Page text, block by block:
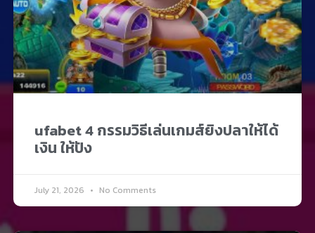
ufabet 4 กรรมวิธีเล่นเกมส์ยิงปลาให้ได้
เงิน ให้ปัง
July 21, 2026 No Comments